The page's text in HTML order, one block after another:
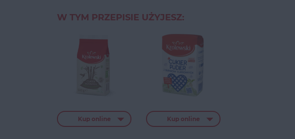
W TYM PRZEPISIE UŻYJESZ:
Kup online Kup online